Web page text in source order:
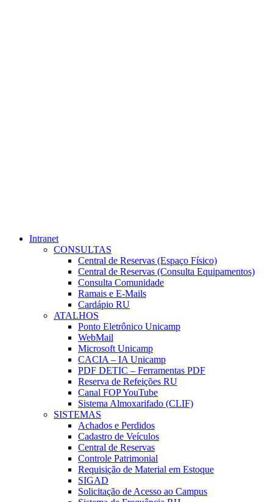
Intranet
CONSULTAS
Central de Reservas (Espaço Físico)
Central de Reservas (Consulta Equipamentos)
Consulta Comunidade
Ramais e E-Mails
Cardápio RU
ATALHOS
Ponto Eletrônico Unicamp
WebMail
Microsoft Unicamp
CACIA – IA Unicamp
PDF DETIC – Ferramentas PDF
Reserva de Refeições RU
Canal FOP YouTube
Sistema Almoxarifado (CLIF)
SISTEMAS
Achados e Perdidos
Cadastro de Veículos
Central de Reservas
Controle Patrimonial
Requisição de Material em Estoque
SIGAD
Solicitação de Acesso ao Campus